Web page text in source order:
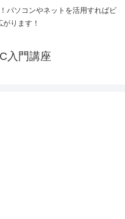
パソコンやネットを活用すればビ
ります！
入門講座